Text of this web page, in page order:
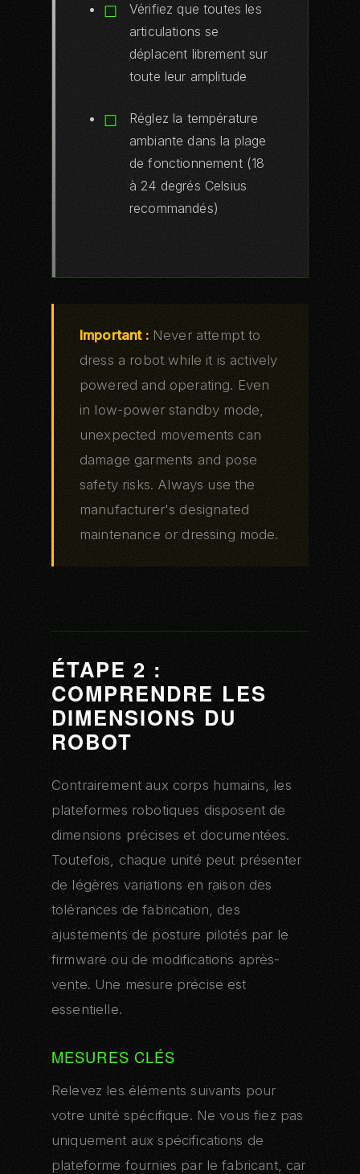
Vérifiez que toutes les
articulations se
déplacent librement sur
toute leur amplitude
Réglez la température
ambiante dans la plage
de fonctionnement (18
à 24 degrés Celsius
recommandés)
Important :Never attempt to
dress a robot while it is actively
powered and operating. Even
in low-power standby mode,
unexpected movements can
damage garments and pose
safety risks. Always use the
manufacturer's designated
maintenance or dressing mode.
ÉTAPE 2 :
COMPRENDRE LES
DIMENSIONS DU
ROBOT
Contrairement aux corps humains, les
plateformes robotiques disposent de
dimensions précises et documentées.
Toutefois, chaque unité peut présenter
de légères variations en raison des
tolérances de fabrication, des
ajustements de posture pilotés par le
firmware ou de modifications après-
vente. Une mesure précise est
essentielle.
MESURES CLÉS
Relevez les éléments suivants pour
votre unité spécifique. Ne vous fiez pas
uniquement aux spécifications de
plateforme fournies par le fabricant, car